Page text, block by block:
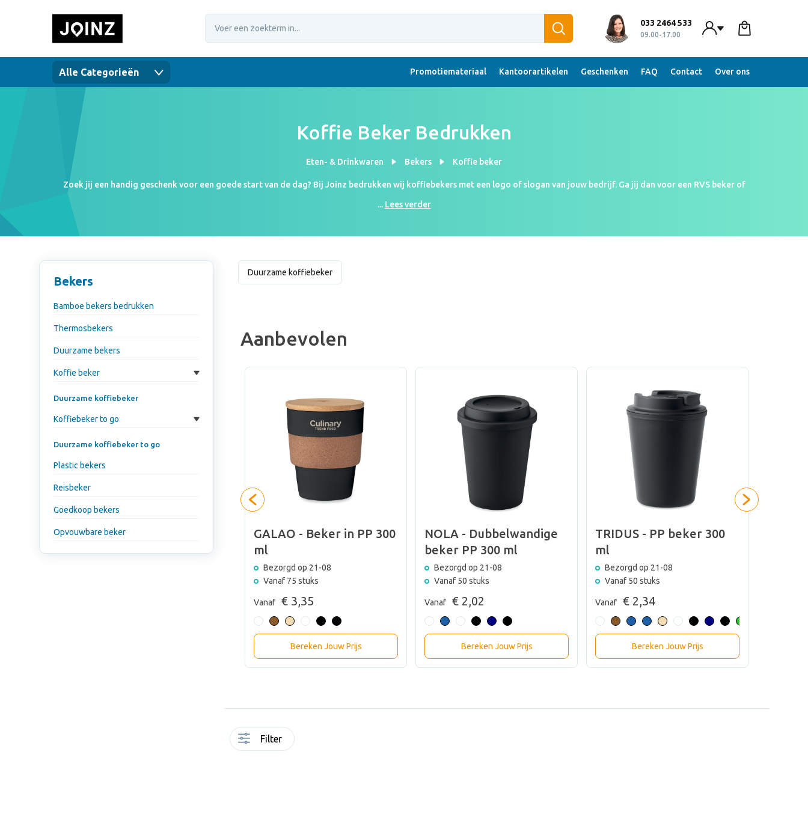
033 2464 533
09.00-17.00
Alle Categorieën Promotiemateriaal Kantoorartikelen Geschenken FAQ Contact Over ons
Koffie Beker Bedrukken
Eten- & Drinkwaren Bekers Koffie beker
Zoek jij een handig geschenk voor een goede start van de dag? Bij Joinz bedrukken wij koffiebekers met een logo of slogan van jouw bedrijf. Ga jij dan voor een RVS beker of
bekers al bestellen vanaf (prijs) per stuk bij (aantal) stuks.
... Lees verder
Bekers
Bamboe bekers bedrukken
Thermosbekers
Duurzame bekers
Koffie beker
Duurzame koffiebeker
Koffiebeker to go
Duurzame koffiebeker to go
Plastic bekers
Reisbeker
Goedkoop bekers
Opvouwbare beker
Duurzame koffiebeker
Aanbevolen
GALAO - Beker in PP 300
ml
Bezorgd op 21-08
Vanaf 75 stuks
Vanaf € 3,35
Bereken Jouw Prijs
NOLA - Dubbelwandige
beker PP 300 ml
Bezorgd op 21-08
Vanaf 50 stuks
Vanaf € 2,02
Bereken Jouw Prijs
TRIDUS - PP beker 300
ml
Bezorgd op 21-08
Vanaf 50 stuks
Vanaf € 2,34
Bereken Jouw Prijs
Filter